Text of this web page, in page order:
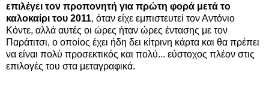
επιλέγει τον προπονητή για πρώτη φορά μετά το
καλοκαίρι του 2011, όταν είχε εμπιστευτεί τον Αντόνιο
Κόντε, αλλά αυτές οι ώρες ήταν ώρες έντασης με τον
Παράτιτσι, ο οποίος έχει ήδη δει κίτρινη κάρτα και θα πρέπει
να είναι πολύ προσεκτικός και πολύ... εύστοχος πλέον στις
επιλογές του στα μεταγραφικά.